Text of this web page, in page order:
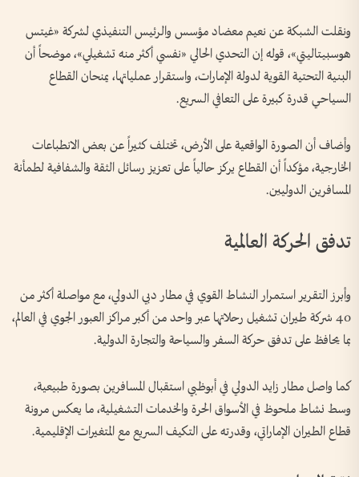
ونقلت الشبكة عن نعيم معضاد مؤسس والرئيس التنفيذي لشركة «غيتس
هوسبيتاليتي»، قوله إن التحدي الحالي «نفسي أكثر منه تشغيلي»، موضحاً أن
البنية التحتية القوية لدولة الإمارات، واستقرار عملياتها، يمنحان القطاع
السياحي قدرة كبيرة على التعافي السريع.
وأضاف أن الصورة الواقعية على الأرض، تختلف كثيراً عن بعض الانطباعات
الخارجية، مؤكداً أن القطاع يركز حالياً على تعزيز رسائل الثقة والشفافية لطمأنة
المسافرين الدوليين.
تدفق الحركة العالمية
وأبرز التقرير استمرار النشاط القوي في مطار دبي الدولي، مع مواصلة أكثر من
40 شركة طيران تشغيل رحلاتها عبر واحد من أكبر مراكز العبور الجوي في العالم،
بما يحافظ على تدفق حركة السفر والسياحة والتجارة الدولية.
كما واصل مطار زايد الدولي في أبوظبي استقبال المسافرين بصورة طبيعية،
وسط نشاط ملحوظ في الأسواق الحرة والخدمات التشغيلية، ما يعكس مرونة
قطاع الطيران الإماراتي، وقدرته على التكيف السريع مع المتغيرات الإقليمية.